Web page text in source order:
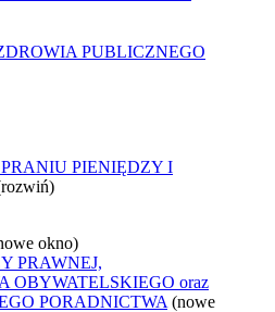
PUBLICZNEGO
PIENIĘDZY I
okno)
PRAWNEJ,
OBYWATELSKIEGO oraz
PORADNICTWA (nowe